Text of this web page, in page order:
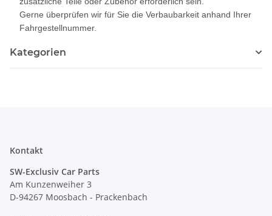
Gerne überprüfen wir für Sie die Verbaubarkeit anhand Ihrer
Fahrgestellnummer.
Kategorien
Kontakt
SW-Exclusiv Car Parts
Am Kunzenweiher 3
D-94267 Moosbach - Prackenbach